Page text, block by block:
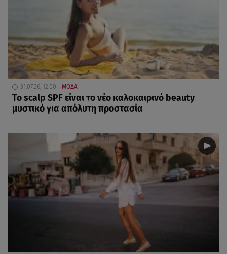
31.07.26, 12:00 ΜΟΔΑ
Το scalp SPF είναι το νέο καλοκαιρινό beauty
μυστικό για απόλυτη προστασία